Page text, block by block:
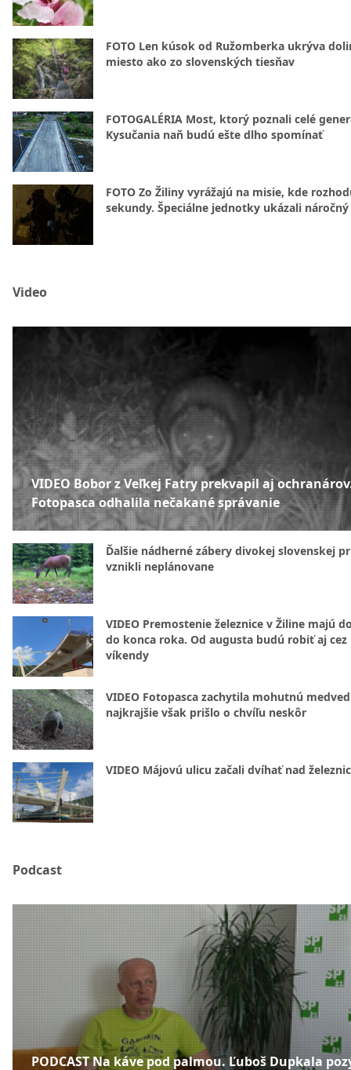
FOTO Len kúsok od Ružomberka ukrýva
miesto ako zo slovenských tiesňav
FOTOGALÉRIA Most, ktorý poznali celé
Kysučania naň budú ešte dlho spomínať
FOTO Zo Žiliny vyrážajú na misie, kde
sekundy. Špeciálne jednotky ukázali
Video
VIDEO Bobor z Veľkej Fatry prekvapil aj
Fotopasca odhalila nečakané správanie
Ďalšie nádherné zábery divokej slovenskej
vznikli neplánovane
VIDEO Premostenie železnice v Žiline majú
do konca roka. Od augusta budú robiť aj cez
víkendy
VIDEO Fotopasca zachytila mohutnú
najkrajšie však prišlo o chvíľu neskôr
VIDEO Májovú ulicu začali dvíhať nad
Podcast
PODCAST Na káve pod palmou. Ľuboš Dupkala